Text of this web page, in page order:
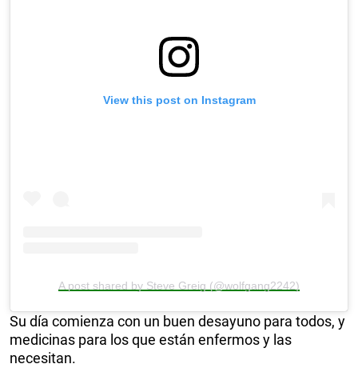
View this post on Instagram
A post shared by Steve Greig (@wolfgang2242)
Su día comienza con un buen desayuno para todos, y
medicinas para los que están enfermos y las
necesitan.